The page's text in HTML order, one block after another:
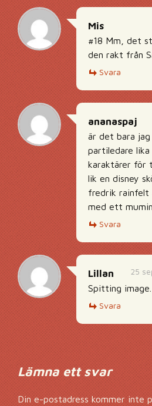
Mis
#18 Mm, det
den rakt från
Svara
ananaspaj
är det bara jag
partiledare
karaktärer för
lik en disney
fredrik rainfelt
med ett
Svara
25
Lillan
Spitting image.
Svara
Lämna ett svar
Din e-postadress kommer inte